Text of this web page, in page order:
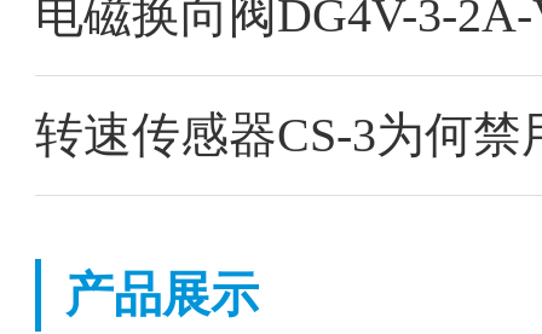
电磁换向阀DG4V-3-
转速传感器CS-3为何
产品展示